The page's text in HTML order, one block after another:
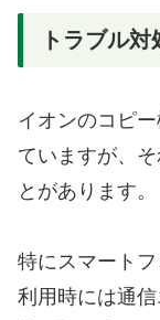
トラブル
イオンのコピ
ていますが、
とがあります。
特にスマート
利用時には通